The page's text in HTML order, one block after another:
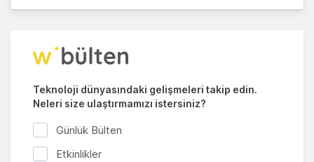
Teknoloji dünyasındaki gelişmeleri takip edin.
Neleri size ulaştırmamızı istersiniz?
Günlük Bülten
Etkinlikler